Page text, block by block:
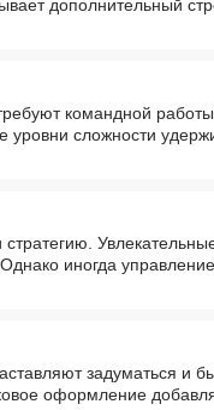
дополнительный
командной
уровни сложности
иногда
задуматься и
оформление